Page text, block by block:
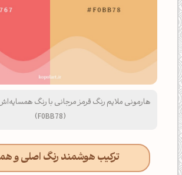
هارمونی ملایم رنگ قرمز مرجانی با رنگ
(F0BB78)
ترکیب هوشمند رنگ اصلی و